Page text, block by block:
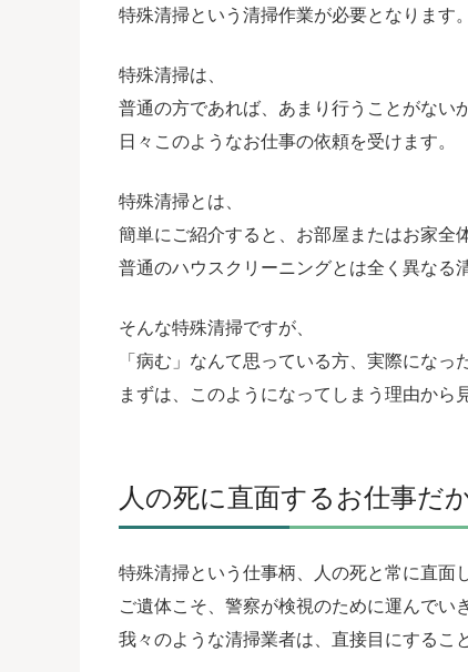
特殊清掃という清掃作業が必要となります。
特殊清掃は、
普通の方であれば、あまり行うことがない
日々このようなお仕事の依頼を受けます。
特殊清掃とは、
簡単にご紹介すると、お部屋またはお家全
普通のハウスクリーニングとは全く異なる
そんな特殊清掃ですが、
「病む」なんて思っている方、実際になっ
まずは、このようになってしまう理由から
人の死に直面するお仕事だ
特殊清掃という仕事柄、人の死と常に直面
ご遺体こそ、警察が検視のために運んでい
我々のような清掃業者は、直接目にするこ